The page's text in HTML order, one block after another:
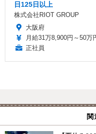
日125日以上
株式会社RIOT GROUP
大阪府
月給31万8,900円～50万
正社員
関